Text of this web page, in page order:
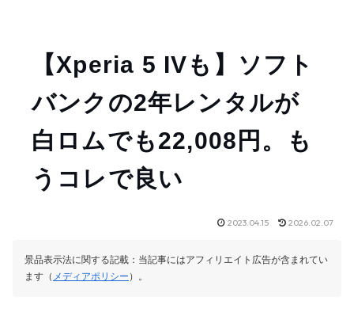
【Xperia 5 IVも】ソフト
バンクの2年レンタルが
白ロムでも22,008円。も
うコレで良い
2023.04.15 2026.02.07
景品表示法に関する記載：当記事にはアフィリエイト広告が含まれてい
ます（ メディアポリシー ）。